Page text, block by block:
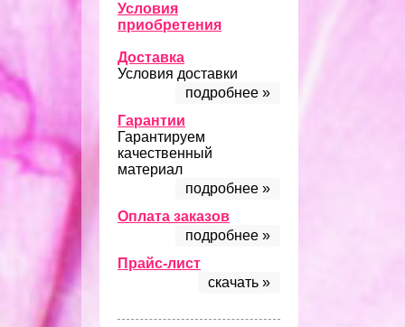
Условия
приобретения
Доставка
Условия доставки
подробнее »
Гарантии
Гарантируем
качественный
материал
подробнее »
Оплата заказов
подробнее »
Прайс-лист
скачать »